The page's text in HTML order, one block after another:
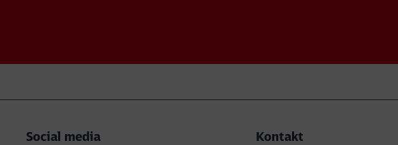
Social media Kontakt